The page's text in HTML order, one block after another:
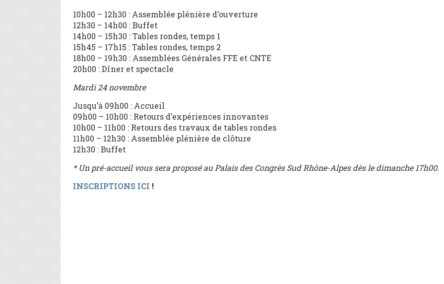
10h00 – 12h30 : Assemblée plénière d’ouverture
12h30 – 14h00 : Buffet
14h00 – 15h30 : Tables rondes, temps 1
15h45 – 17h15 : Tables rondes, temps 2
18h00 – 19h30 : Assemblées Générales FFE et CNTE
20h00 : Dîner et spectacle
Mardi 24 novembre
Jusqu’à 09h00 : Accueil
09h00 – 10h00 : Retours d’expériences innovantes
10h00 – 11h00 : Retours des travaux de tables rondes
11h00 – 12h30 : Assemblée plénière de clôture
12h30 : Buffet
* Un pré-accueil vous sera proposé au Palais des Congrès Sud Rhône-Alpes dès le dimanche 17h00.
INSCRIPTIONS ICI !